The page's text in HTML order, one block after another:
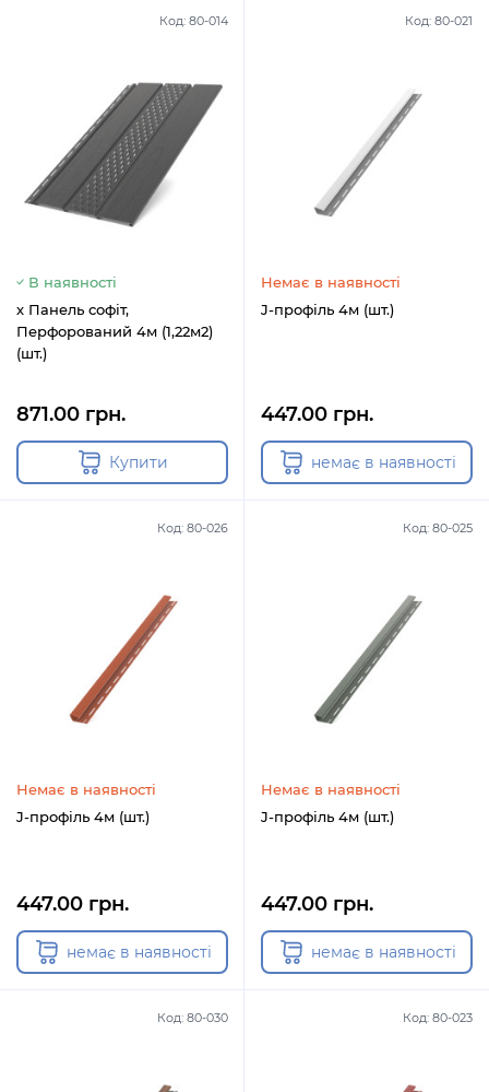
Код: 80-014
В наявності
х Панель софіт,
Перфорований 4м (1,22м2)
(шт.)
871.00 грн.
Купити
Код: 80-021
Немає в наявності
J-профіль 4м (шт.)
447.00 грн.
немає в наявності
Код: 80-026
Немає в наявності
J-профіль 4м (шт.)
447.00 грн.
немає в наявності
Код: 80-025
Немає в наявності
J-профіль 4м (шт.)
447.00 грн.
немає в наявності
Код: 80-030 Код: 80-023